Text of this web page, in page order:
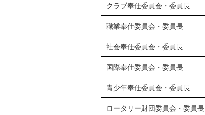
クラブ奉仕委員会・委員長
職業奉仕委員会・委員長
社会奉仕委員会・委員長
国際奉仕委員会・委員長
青少年奉仕委員会・委員長
ロータリー財団委員会・委員長